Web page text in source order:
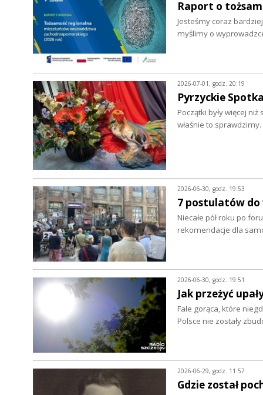
Raport o
Jesteśmy coraz
myślimy o
2026-07-01, godz. 20:19
Pyrzyckie
Początki były więcej
właśnie to
2026-06-30, godz. 19:53
7 postulatów do
Niecałe pół roku po
rekomendacje dla
2026-06-30, godz. 19:51
Jak przeżyć
Fale gorąca, które
Polsce nie zostały
2026-06-29, godz. 11:57
Gdzie został